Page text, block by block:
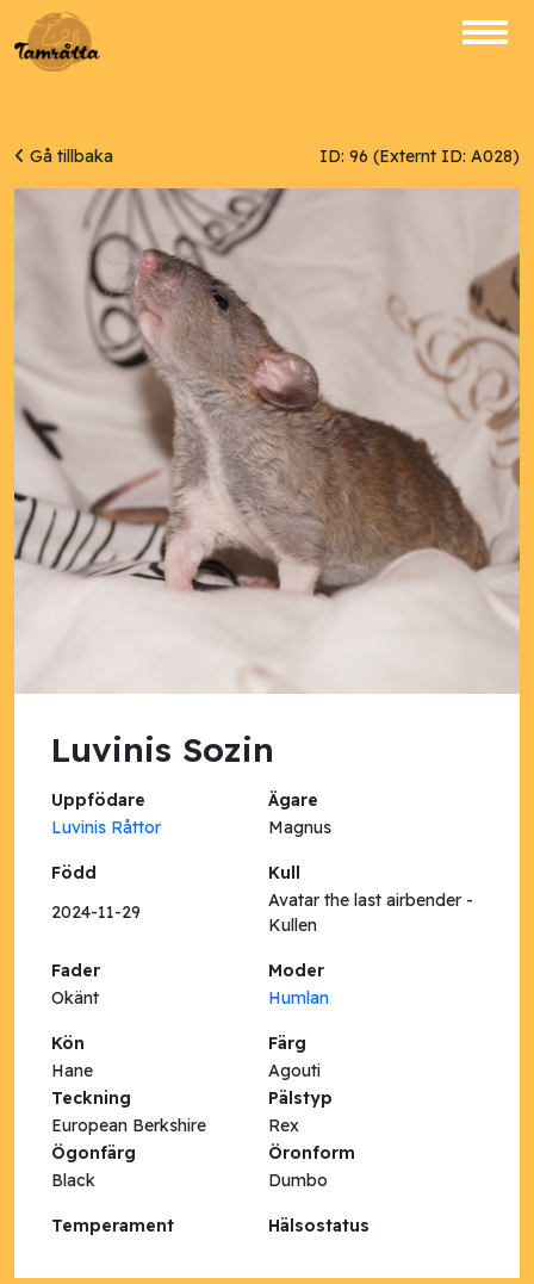
Gå tillbaka ID: 96 (Externt ID: A028)
Luvinis Sozin
Uppfödare
Ägare
Luvinis Råttor
Magnus
Född
Kull
2024-11-29
Avatar the last airbender -
Kullen
Fader
Moder
Okänt
Humlan
Kön
Färg
Hane
Agouti
Teckning
Pälstyp
European Berkshire
Rex
Ögonfärg
Öronform
Black
Dumbo
Temperament Hälsostatus